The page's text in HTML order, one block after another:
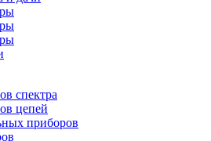
спектра
цепей
приборов